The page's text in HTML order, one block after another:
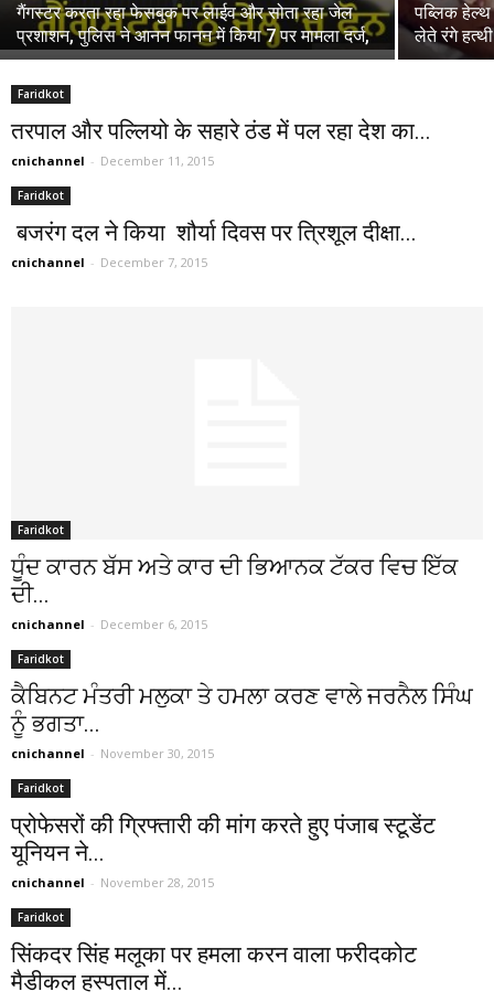
गैंगस्टर करता रहा फेसबुक पर लाईव और सोता रहा जेल
प्रशाशन, पुलिस ने आनन फानन में किया 7 पर मामला दर्ज,
पब्लिक
लेते रंगे
Faridkot
तरपाल और पल्लियो के सहारे ठंड में पल रहा देश का...
cnichannel - December 11, 2015
Faridkot
बजरंग दल ने किया शौर्या दिवस पर त्रिशूल दीक्षा...
cnichannel - December 7, 2015
Faridkot
ਧੂੰਦ ਕਾਰਨ ਬੱਸ ਅਤੇ ਕਾਰ ਦੀ ਭਿਆਨਕ ਟੱਕਰ ਵਿਚ ਇੱਕ
ਦੀ...
cnichannel - December 6, 2015
Faridkot
ਕੈਬਿਨਟ ਮੰਤਰੀ ਮਲੁਕਾ ਤੇ ਹਮਲਾ ਕਰਣ ਵਾਲੇ ਜਰਨੈਲ ਸਿੰਘ
ਨੂੰ ਭਗਤਾ...
cnichannel - November 30, 2015
Faridkot
प्रोफेसरों की ग्रिफ्तारी की मांग करते हुए पंजाब स्टूडेंट
यूनियन ने...
cnichannel - November 28, 2015
Faridkot
सिंकदर सिंह मलूका पर हमला करन वाला फरीदकोट
मैडीकल हस्पताल में...